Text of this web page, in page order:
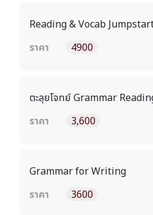
Reading & Vocab
ราคา
4900
ตะลุยโจทย์ Grammar
ราคา
3,600
Grammar for Writing
ราคา
3600